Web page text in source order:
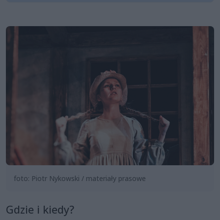
foto: Piotr Nykowski / materiały prasowe
Gdzie i kiedy?